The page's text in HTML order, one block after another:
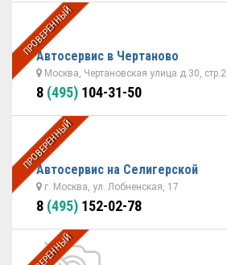
ПРОВЕРЕННЫЙ
Автосервис в Чертаново
Москва, Чертановская улица д.30, стр.2
8 (495) 104-31-50
ПРОВЕРЕННЫЙ
Автосервис на Селигерской
г. Москва, ул. Лобненская, 17
8 (495) 152-02-78